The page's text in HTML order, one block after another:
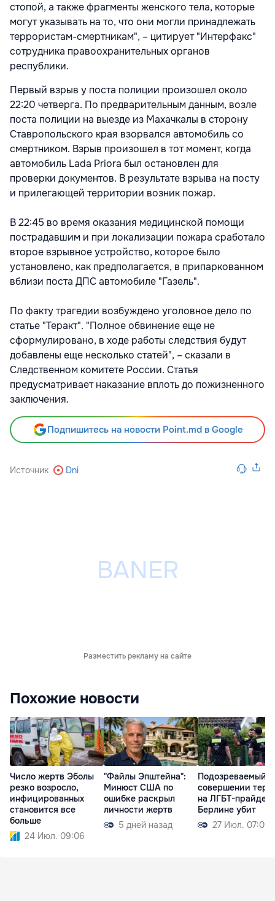
стопой, а также фрагменты женского тела, которые
могут указывать на то, что они могли принадлежать
террористам-смертникам", – цитирует "Интерфакс"
сотрудника правоохранительных органов
республики.
Первый взрыв у поста полиции произошел около
22:20 четверга. По предварительным данным, возле
поста полиции на выезде из Махачкалы в сторону
Ставропольского края взорвался автомобиль со
смертником. Взрыв произошел в тот момент, когда
автомобиль Lada Priora был остановлен для
проверки документов. В результате взрыва на посту
и прилегающей территории возник пожар.
В 22:45 во время оказания медицинской помощи
пострадавшим и при локализации пожара сработало
второе взрывное устройство, которое было
установлено, как предполагается, в припаркованном
вблизи поста ДПС автомобиле "Газель".
По факту трагедии возбуждено уголовное дело по
статье "Теракт". "Полное обвинение еще не
сформулировано, в ходе работы следствия будут
добавлены еще несколько статей", – сказали в
Следственном комитете России. Статья
предусматривает наказание вплоть до пожизненного
заключения.
Подпишитесь на новости Point.md в Google
Источник Dni
Разместить рекламу на сайте
Похожие новости
Число жертв Эболы
резко возросло,
инфицированных
становится все
больше
24 Июл. 09:06
"Файлы Эпштейна":
Минюст США по
ошибке раскрыл
личности жертв
5 дней назад
Подозреваемый в
совершении
на ЛГБТ-прайде в
Берлине убит
27 Июл. 07:09